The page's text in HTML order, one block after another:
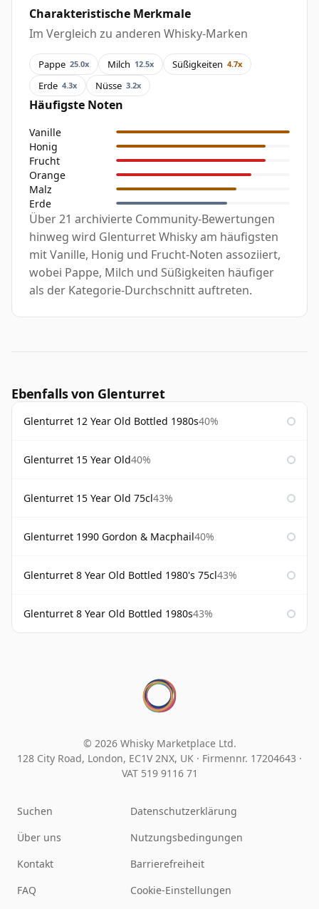
Charakteristische Merkmale
Im Vergleich zu anderen Whisky-Marken
Pappe 25.0x Milch 12.5x Süßigkeiten 4.7x
Erde 4.3x Nüsse 3.2x
Häufigste Noten
Vanille
Honig
Frucht
Orange
Malz
Erde
Über 21 archivierte Community-Bewertungen
hinweg wird Glenturret Whisky am häufigsten
mit Vanille, Honig und Frucht-Noten assoziiert,
wobei Pappe, Milch und Süßigkeiten häufiger
als der Kategorie-Durchschnitt auftreten.
Ebenfalls von Glenturret
Glenturret 12 Year Old Bottled 1980s40%
Glenturret 15 Year Old40%
Glenturret 15 Year Old 75cl43%
Glenturret 1990 Gordon & Macphail40%
Glenturret 8 Year Old Bottled 1980's 75cl43%
Glenturret 8 Year Old Bottled 1980s43%
© 2026 Whisky Marketplace Ltd.
128 City Road, London, EC1V 2NX, UK · Firmennr. 17204643 ·
VAT 519 9116 71
Suchen
Über uns
Kontakt
FAQ
Datenschutzerklärung
Nutzungsbedingungen
Barrierefreiheit
Cookie-Einstellungen